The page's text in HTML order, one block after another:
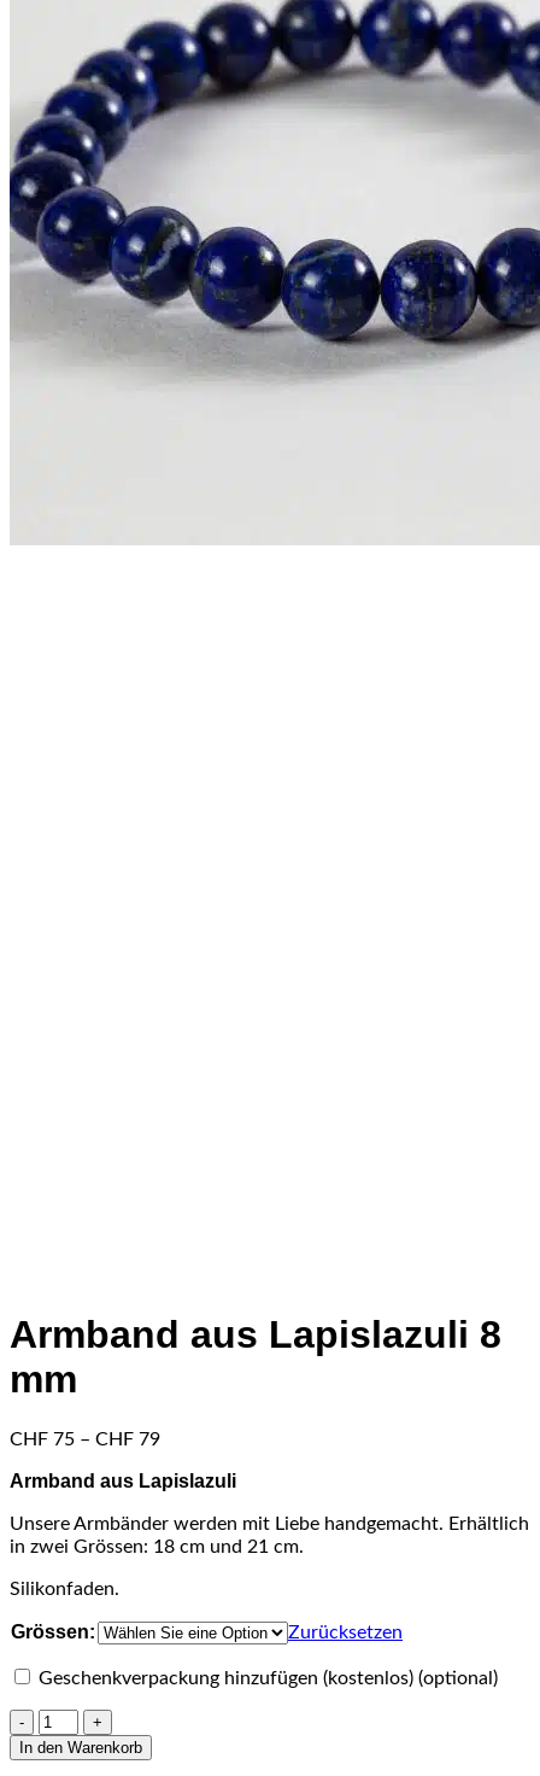
Armband aus Lapislazuli 8
mm
CHF 75 – CHF 79Preisspanne:
bis
Armband aus Lapislazuli
Unsere Armbänder werden mit Liebe handgemacht. Erhältlich
in zwei Grössen: 18 cm und 21 cm.
Silikonfaden.
Grössen: Zurücksetzen
Geschenkverpackung hinzufügen (kostenlos) (optional)
Armband
aus
Lapislazuli
In den Warenkorb